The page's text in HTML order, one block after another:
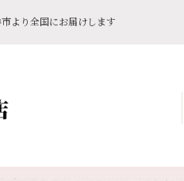
より全国にお届けします